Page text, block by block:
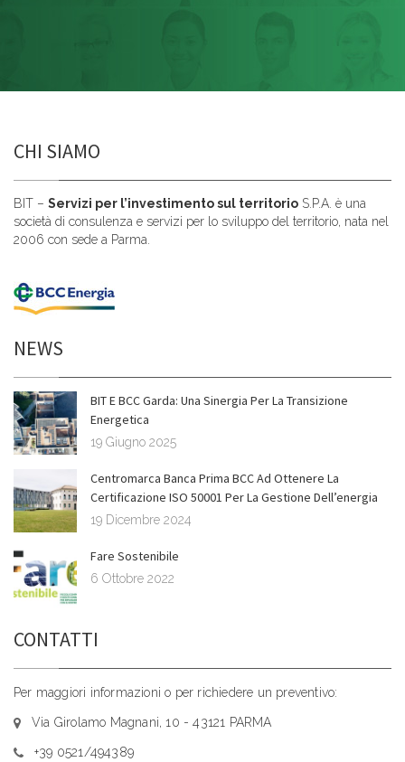
CHI SIAMO
BIT – Servizi per l’investimento sul territorio S.P.A. è una
società di consulenza e servizi per lo sviluppo del territorio, nata nel
2006 con sede a Parma.
NEWS
BIT E BCC Garda: Una Sinergia Per La Transizione
Energetica
19 Giugno 2025
Centromarca Banca Prima BCC Ad Ottenere La
Certificazione ISO 50001 Per La Gestione Dell’energia
19 Dicembre 2024
Fare Sostenibile
6 Ottobre 2022
CONTATTI
Per maggiori informazioni o per richiedere un preventivo:
Via Girolamo Magnani, 10 - 43121 PARMA
+39 0521/494389